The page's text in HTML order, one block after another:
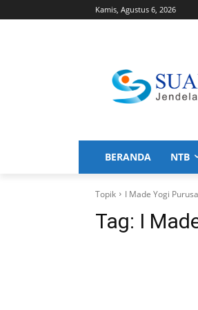
Kamis, Agustus 6, 2026
BERANDA NTB
Topik I Made Yogi
Tag: I